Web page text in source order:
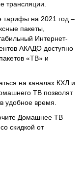
трансляции.
тарифы на 2021 год –
пакеты,
Интернет-
АКАДО доступно
«ТВ» и
на каналах КХЛ и
ТВ позволят
удобное время.
Домашнее ТВ
скидкой от